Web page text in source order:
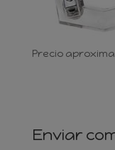
Precio
Enviar